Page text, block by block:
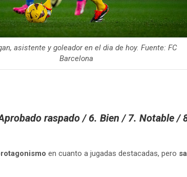
asistente y goleador en el dia de hoy. Fuente: FC
Barcelona
raspado / 6. Bien / 7. Notable
en cuanto a jugadas destacadas, pero